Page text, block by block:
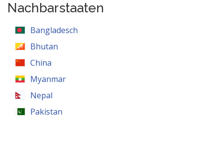
Nachbarstaaten
Bangladesch
Bhutan
China
Myanmar
Nepal
Pakistan